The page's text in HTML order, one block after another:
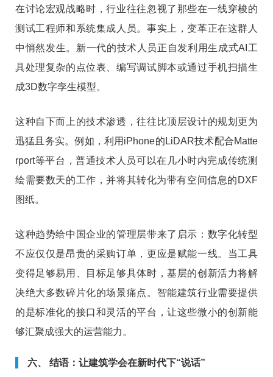
在讨论宏观战略时，行业往往忽视了那些在一线穿梭的
测试工程师和系统集成人员。事实上，变革正在这群人
中悄然发生。新一代的技术人员正自发利用生成式AI工
具处理复杂的点位表、编写调试脚本或通过手机扫描生
成3D数字孪生模型。
这种自下而上的技术渗透，往往比顶层设计的规划更为
迅猛且务实。例如，利用iPhone的LiDAR技术配合Matte
rport等平台，普通技术人员可以在几小时内完成传统测
绘需要数天的工作，并将其转化为带有空间信息的DXF
图纸。
这种趋势给中国企业的管理层带来了启示：数字化转型
不应仅仅是昂贵的采购订单，更应是赋能一线。当工具
变得足够易用、目标足够具体时，基层的创新活力将解
决绝大多数碎片化的场景痛点。智能建筑行业需要提供
的是标准化的接口和灵活的平台，让这些微小的创新能
够汇聚成强大的运营能力。
六、 结语：让建筑学会在新时代下“说话”